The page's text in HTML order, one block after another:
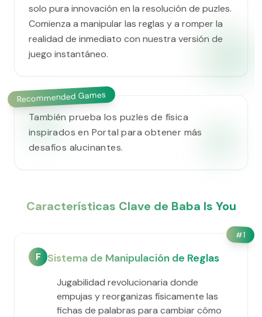
solo pura innovación en la resolución de puzles.
Comienza a manipular las reglas y a romper la
realidad de inmediato con nuestra versión de
juego instantáneo.
Recommended Games
También prueba los puzles de física
inspirados en Portal para obtener más
desafíos alucinantes.
Características Clave de Baba Is You
#1
F Sistema de Manipulación de Reglas
Jugabilidad revolucionaria donde
empujas y reorganizas físicamente las
fichas de palabras para cambiar cómo